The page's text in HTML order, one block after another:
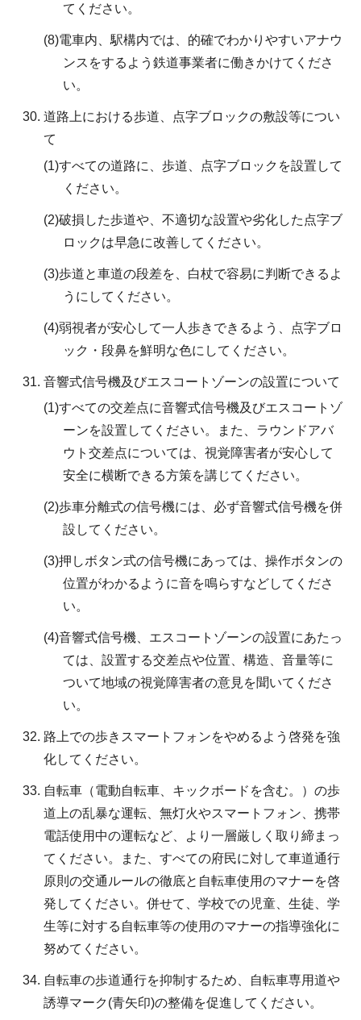
てください。
(8)電車内、駅構内では、的確でわかりやすいアナウ
ンスをするよう鉄道事業者に働きかけてくださ
い。
道路上における歩道、点字ブロックの敷設等につい
て
(1)すべての道路に、歩道、点字ブロックを設置して
ください。
(2)破損した歩道や、不適切な設置や劣化した点字ブ
ロックは早急に改善してください。
(3)歩道と車道の段差を、白杖で容易に判断できるよ
うにしてください。
(4)弱視者が安心して一人歩きできるよう、点字ブロ
ック・段鼻を鮮明な色にしてください。
音響式信号機及びエスコートゾーンの設置について
(1)すべての交差点に音響式信号機及びエスコートゾ
ーンを設置してください。また、ラウンドアバ
ウト交差点については、視覚障害者が安心して
安全に横断できる方策を講じてください。
(2)歩車分離式の信号機には、必ず音響式信号機を併
設してください。
(3)押しボタン式の信号機にあっては、操作ボタンの
位置がわかるように音を鳴らすなどしてくださ
い。
(4)音響式信号機、エスコートゾーンの設置にあたっ
ては、設置する交差点や位置、構造、音量等に
ついて地域の視覚障害者の意見を聞いてくださ
い。
路上での歩きスマートフォンをやめるよう啓発を強
化してください。
自転車（電動自転車、キックボードを含む。）の歩
道上の乱暴な運転、無灯火やスマートフォン、携帯
電話使用中の運転など、より一層厳しく取り締まっ
てください。また、すべての府民に対して車道通行
原則の交通ルールの徹底と自転車使用のマナーを啓
発してください。併せて、学校での児童、生徒、学
生等に対する自転車等の使用のマナーの指導強化に
努めてください。
自転車の歩道通行を抑制するため、自転車専用道や
誘導マーク(青矢印)の整備を促進してください。